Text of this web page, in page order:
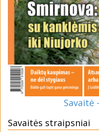
Savaitė
Savaitės straipsniai